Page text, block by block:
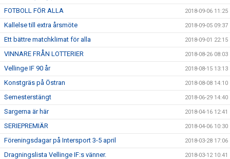
FOTBOLL FÖR ALLA 2018-09-06 11:25
Kallelse till extra årsmöte 2018-09-05 09:37
Ett bättre matchklimat för alla 2018-09-01 22:15
VINNARE FRÅN LOTTERIER 2018-08-26 08:03
Vellinge IF 90 år 2018-08-15 13:13
Konstgräs på Östran 2018-08-08 14:10
Semesterstängt 2018-06-29 14:40
Sargerna är här 2018-04-16 12:41
SERIEPREMIÄR 2018-04-06 10:30
Föreningsdagar på Intersport 3-5 april 2018-03-28 17:06
Dragningslista Vellinge IF:s vänner. 2018-03-12 10:41